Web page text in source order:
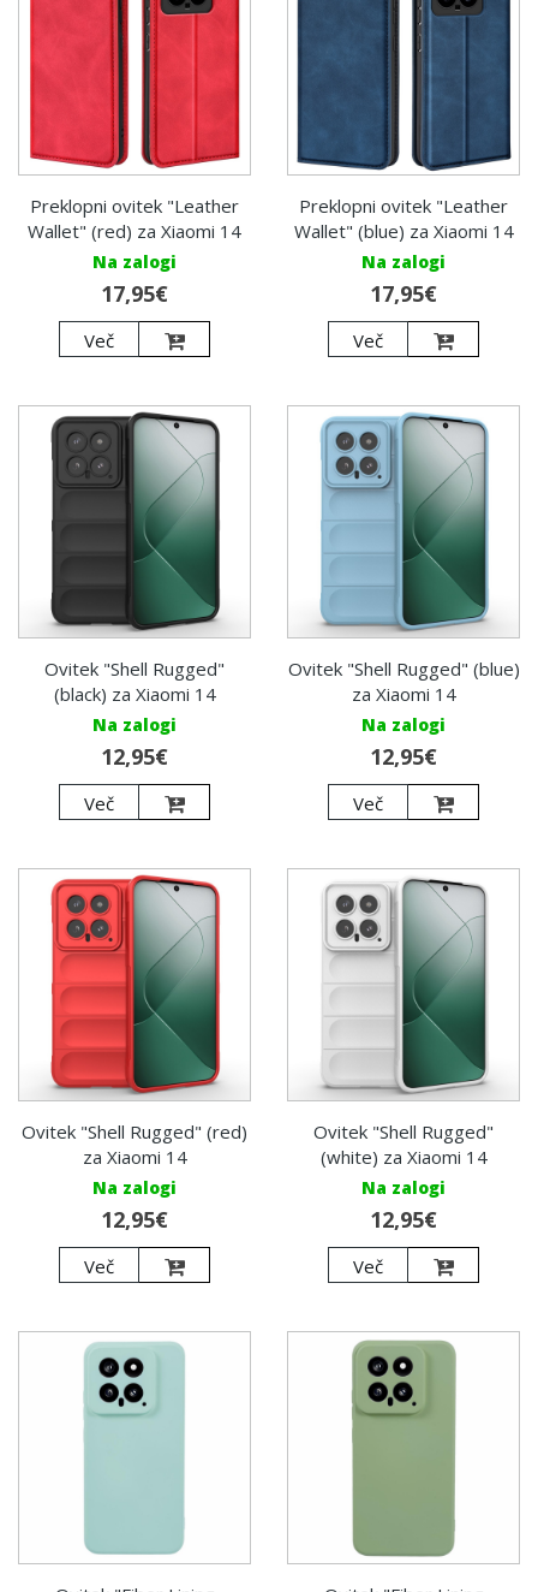
Preklopni ovitek "Leather
Wallet" (red) za Xiaomi 14
Na zalogi
17,95€
Več
Preklopni ovitek "Leather
Wallet" (blue) za Xiaomi 14
Na zalogi
17,95€
Več
Ovitek "Shell Rugged"
(black) za Xiaomi 14
Na zalogi
12,95€
Več
Ovitek "Shell Rugged" (blue)
za Xiaomi 14
Na zalogi
12,95€
Več
Ovitek "Shell Rugged" (red)
za Xiaomi 14
Na zalogi
12,95€
Več
Ovitek "Shell Rugged"
(white) za Xiaomi 14
Na zalogi
12,95€
Več